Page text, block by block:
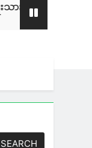
AA က ဖမ်းဆီ
SEARCH